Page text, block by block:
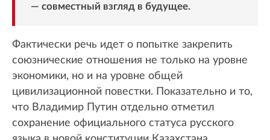
— совместный взгляд в будущее.
Фактически речь идет о попытке закрепить
союзнические отношения не только на уровне
экономики, но и на уровне общей
цивилизационной повестки. Показательно и то,
что Владимир Путин отдельно отметил
сохранение официального статуса русского